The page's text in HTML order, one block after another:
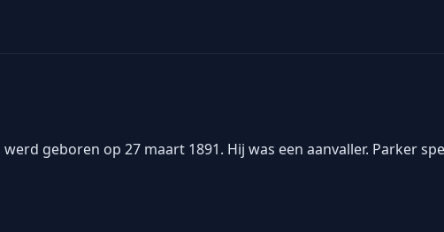
werd geboren op 27 maart 1891. Hij was een aanvaller. Parker